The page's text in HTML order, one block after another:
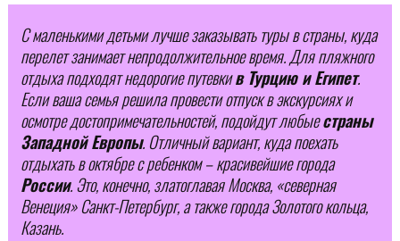
С маленькими детьми лучше заказывать туры в страны, куда
перелет занимает непродолжительное время. Для пляжного
отдыха подходят недорогие путевкив Турцию и Египет.
Если ваша семья решила провести отпуск в экскурсиях и
осмотре достопримечательностей, подойдут любыестраны
Западной Европы. Отличный вариант, куда поехать
отдыхать в октябре с ребенком – красивейшие города
России. Это, конечно, златоглавая Москва, «северная
Венеция» Санкт-Петербург, а также города Золотого кольца,
Казань.